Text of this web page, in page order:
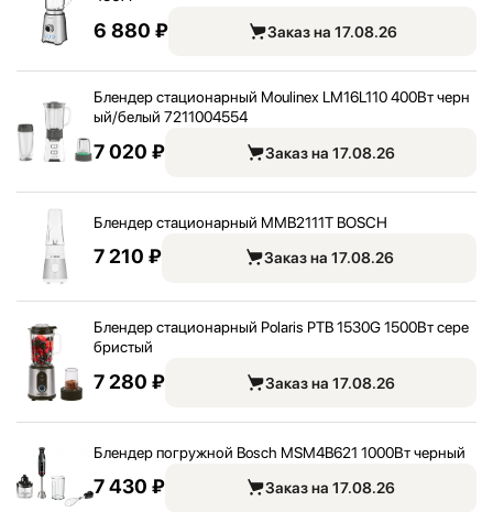
6 880 ₽ Заказ на 17.08.26
Блендер стационарный Moulinex LM16L110 400Вт черн
ый/белый 7211004554
7 020 ₽ Заказ на 17.08.26
Блендер стационарный MMB2111T BOSCH
7 210 ₽ Заказ на 17.08.26
Блендер стационарный Polaris PTB 1530G 1500Вт сере
бристый
7 280 ₽ Заказ на 17.08.26
Блендер погружной Bosch MSM4B621 1000Вт черный
7 430 ₽ Заказ на 17.08.26